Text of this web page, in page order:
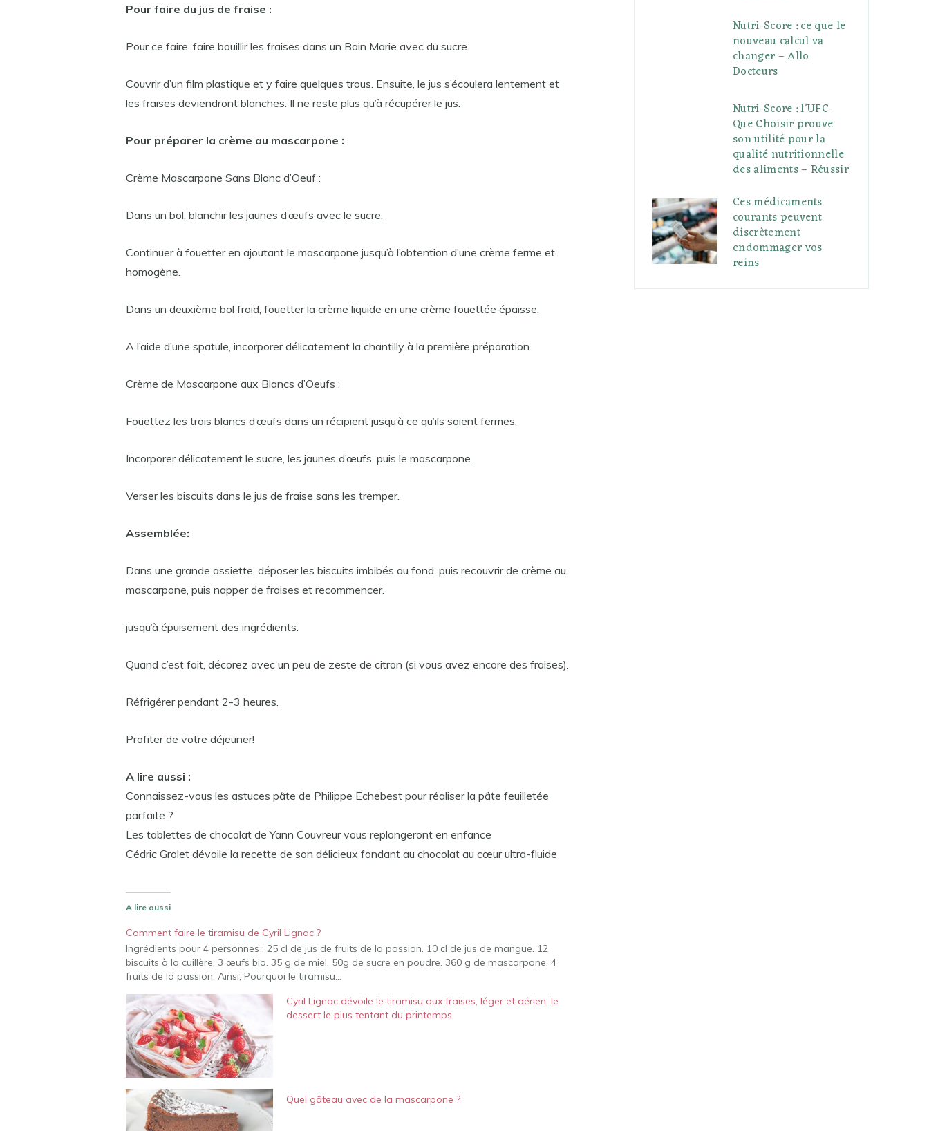
Pour faire du jus de fraise :
Pour ce faire, faire bouillir les fraises dans un Bain Marie avec du sucre.
Couvrir d’un film plastique et y faire quelques trous. Ensuite, le jus s’écoulera lentement et
les fraises deviendront blanches. Il ne reste plus qu’à récupérer le jus.
Pour préparer la crème au mascarpone :
Crème Mascarpone Sans Blanc d’Oeuf :
Dans un bol, blanchir les jaunes d’œufs avec le sucre.
Continuer à fouetter en ajoutant le mascarpone jusqu’à l’obtention d’une crème ferme et
homogène.
Dans un deuxième bol froid, fouetter la crème liquide en une crème fouettée épaisse.
A l’aide d’une spatule, incorporer délicatement la chantilly à la première préparation.
Crème de Mascarpone aux Blancs d’Oeufs :
Fouettez les trois blancs d’œufs dans un récipient jusqu’à ce qu’ils soient fermes.
Incorporer délicatement le sucre, les jaunes d’œufs, puis le mascarpone.
Verser les biscuits dans le jus de fraise sans les tremper.
Assemblée:
Dans une grande assiette, déposer les biscuits imbibés au fond, puis recouvrir de crème au
mascarpone, puis napper de fraises et recommencer.
jusqu’à épuisement des ingrédients.
Quand c’est fait, décorez avec un peu de zeste de citron (si vous avez encore des fraises).
Réfrigérer pendant 2-3 heures.
Profiter de votre déjeuner!
A lire aussi :
Connaissez-vous les astuces pâte de Philippe Echebest pour réaliser la pâte feuilletée
parfaite ?
Les tablettes de chocolat de Yann Couvreur vous replongeront en enfance
Cédric Grolet dévoile la recette de son délicieux fondant au chocolat au cœur ultra-fluide
A lire aussi
Comment faire le tiramisu de Cyril Lignac ?
Ingrédients pour 4 personnes : 25 cl de jus de fruits de la passion. 10 cl de jus de mangue. 12
biscuits à la cuillère. 3 œufs bio. 35 g de miel. 50g de sucre en poudre. 360 g de mascarpone. 4
fruits de la passion. Ainsi, Pourquoi le tiramisu…
Cyril Lignac dévoile le tiramisu aux fraises, léger et aérien, le
dessert le plus tentant du printemps
Quel gâteau avec de la mascarpone ?
Nutri-Score : ce que le
nouveau calcul va
changer – Allo
Docteurs
Nutri-Score : l’UFC-
Que Choisir prouve
son utilité pour la
qualité nutritionnelle
des aliments – Réussir
Ces médicaments
courants peuvent
discrètement
endommager vos
reins